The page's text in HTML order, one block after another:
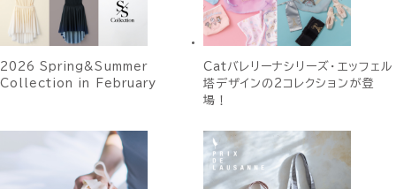
2026 Spring&Summer
Collection in February
Catバレリーナシリーズ・エッフェル
塔デザインの2コレクションが登
場！